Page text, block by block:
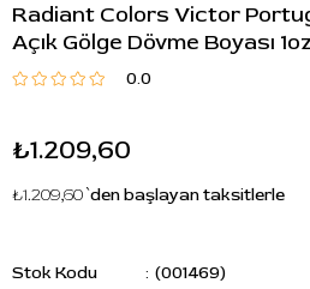
Radiant Colors Victor
Açık Gölge Dövme Boyası
0.0
₺1.209,60
₺1.209,60`den başlayan taksitlerle
Stok Kodu
(001469)